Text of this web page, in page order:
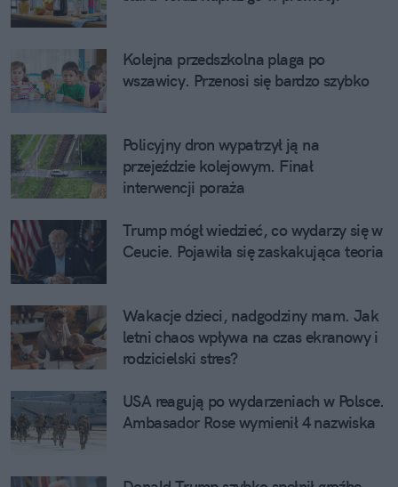
Kolejna przedszkolna plaga po
wszawicy. Przenosi się bardzo szybko
Policyjny dron wypatrzył ją na
przejeździe kolejowym. Finał
interwencji poraża
Trump mógł wiedzieć, co wydarzy się w
Ceucie. Pojawiła się zaskakująca teoria
Wakacje dzieci, nadgodziny mam. Jak
letni chaos wpływa na czas ekranowy i
rodzicielski stres?
USA reagują po wydarzeniach w Polsce.
Ambasador Rose wymienił 4 nazwiska